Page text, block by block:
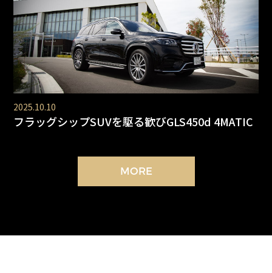
2025.10.10
フラッグシップSUVを駆る歓びGLS450d 4MATIC
MORE